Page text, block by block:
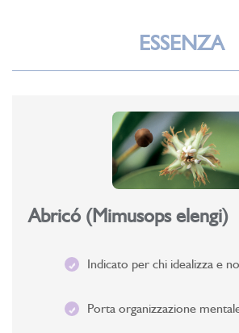
ESSENZA
Abricó (Mimusops elengi)
Indicato per chi idealizza e
Porta organizzazione